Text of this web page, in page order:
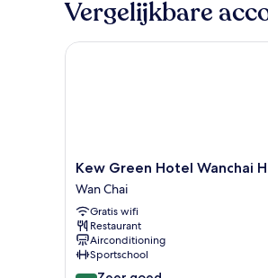
double
Vergelijkbare
Kew
Green
Hotel
Wanchai
HK
Wan
Chai
Kew Green Hotel Wanchai
Wan Chai
Gratis wifi
Restaurant
Airconditioning
Sportschool
Kew Green Hotel Wanchai HK